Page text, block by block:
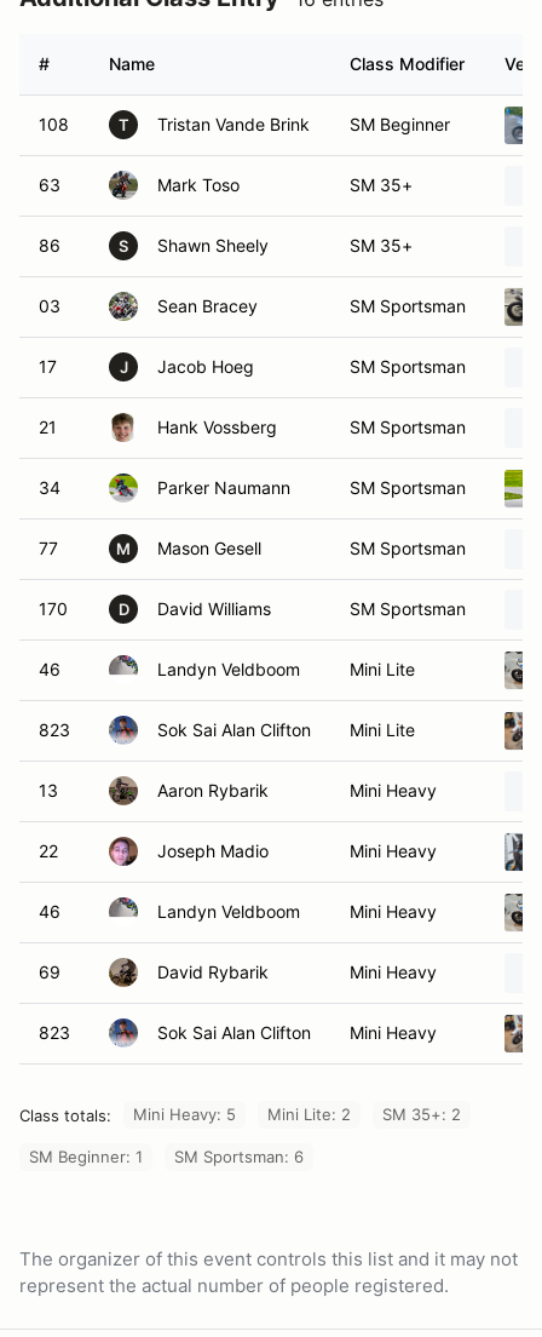
# Name Class Modifier
108 T Tristan Vande Brink SM Beginner
63 Mark Toso SM 35+
86 S Shawn Sheely SM 35+
03 Sean Bracey SM Sportsman
17 J Jacob Hoeg SM Sportsman
21 Hank Vossberg SM Sportsman
34 Parker Naumann SM Sportsman
77 M Mason Gesell SM Sportsman
170 D David Williams SM Sportsman
46 Landyn Veldboom Mini Lite
823 Sok Sai Alan Clifton Mini Lite
13 Aaron Rybarik Mini Heavy
22 Joseph Madio Mini Heavy
46 Landyn Veldboom Mini Heavy
69 David Rybarik Mini Heavy
823 Sok Sai Alan Clifton Mini Heavy
Class totals: Mini Heavy: 5 Mini Lite: 2 SM 35+: 2
SM Beginner: 1 SM Sportsman: 6
The organizer of this event controls this list and it may not
represent the actual number of people registered.